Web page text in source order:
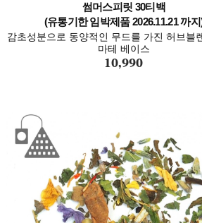
썸머스피릿 30티백
(유통기한 임박제품 2026.11.21 까
감초성분으로 동양적인 무드를 가진 허브블
마테 베이스
10,990